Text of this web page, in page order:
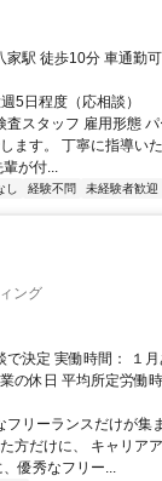
駅 徒歩10分 車通勤可
5日程度（応相談）
スタッフ 雇用形態
ます。 丁寧に指導い
が付...
経験不問 未経験者歓迎
ング
決定 実働時間： １
の休日 平均所定労働
リーランスだけが集
方だけに、 キャリア
優秀なフリー...